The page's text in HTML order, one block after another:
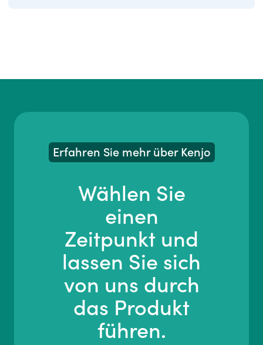
Erfahren Sie mehr über Kenjo
Wählen Sie
einen
Zeitpunkt und
lassen Sie sich
von uns durch
das Produkt
führen.